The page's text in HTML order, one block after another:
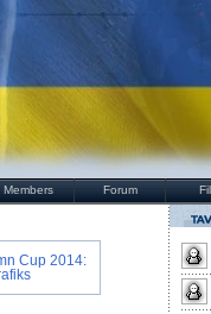
Members Forum
Cup 2014: